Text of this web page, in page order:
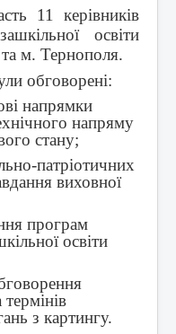
11 керівників
освіти
м. Тернополя.
обговорені:
напрямки
напряму
стану;
патріотичних
виховної
програм
освіти
з картингу.